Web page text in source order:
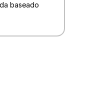
baseado